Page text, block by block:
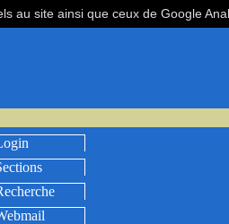
au site ainsi que ceux de Google